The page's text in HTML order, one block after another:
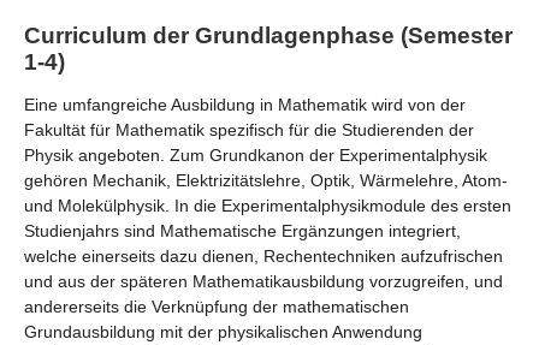
Curriculum der Grundlagenphase (Semester
1-4)
Eine umfangreiche Ausbildung in Mathematik wird von der
Fakultät für Mathematik spezifisch für die Studierenden der
Physik angeboten. Zum Grundkanon der Experimentalphysik
gehören Mechanik, Elektrizitätslehre, Optik, Wärmelehre, Atom-
und Molekülphysik. In die Experimentalphysikmodule des ersten
Studienjahrs sind Mathematische Ergänzungen integriert,
welche einerseits dazu dienen, Rechentechniken aufzufrischen
und aus der späteren Mathematikausbildung vorzugreifen, und
andererseits die Verknüpfung der mathematischen
Grundausbildung mit der physikalischen Anwendung